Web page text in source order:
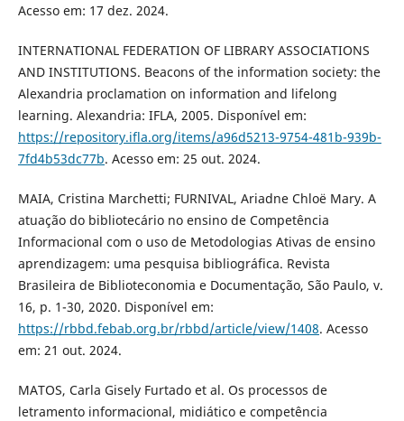
Acesso em: 17 dez. 2024.
INTERNATIONAL FEDERATION OF LIBRARY ASSOCIATIONS
AND INSTITUTIONS. Beacons of the information society: the
Alexandria proclamation on information and lifelong
learning. Alexandria: IFLA, 2005. Disponível em:
https://repository.ifla.org/items/a96d5213-9754-481b-939b-
7fd4b53dc77b. Acesso em: 25 out. 2024.
MAIA, Cristina Marchetti; FURNIVAL, Ariadne Chloë Mary. A
atuação do bibliotecário no ensino de Competência
Informacional com o uso de Metodologias Ativas de ensino
aprendizagem: uma pesquisa bibliográfica. Revista
Brasileira de Biblioteconomia e Documentação, São Paulo, v.
16, p. 1-30, 2020. Disponível em:
https://rbbd.febab.org.br/rbbd/article/view/1408. Acesso
em: 21 out. 2024.
MATOS, Carla Gisely Furtado et al. Os processos de
letramento informacional, midiático e competência